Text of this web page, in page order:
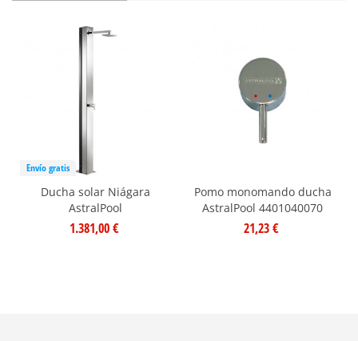
Envío gratis
Ducha solar Niágara
AstralPool
1.381,00 €
Pomo monomando ducha
AstralPool 4401040070
21,23 €